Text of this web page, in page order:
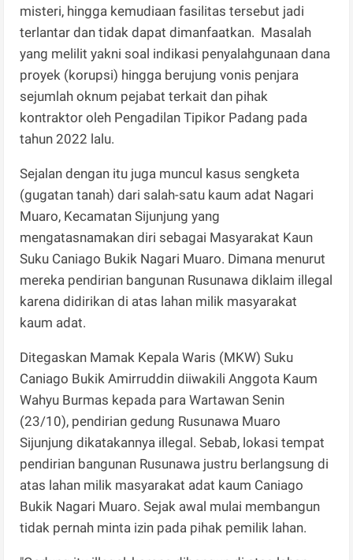
misteri, hingga kemudiaan fasilitas tersebut jadi
terlantar dan tidak dapat dimanfaatkan. Masalah
yang melilit yakni soal indikasi penyalahgunaan dana
proyek (korupsi) hingga berujung vonis penjara
sejumlah oknum pejabat terkait dan pihak
kontraktor oleh Pengadilan Tipikor Padang pada
tahun 2022 lalu.
Sejalan dengan itu juga muncul kasus sengketa
(gugatan tanah) dari salah-satu kaum adat Nagari
Muaro, Kecamatan Sijunjung yang
mengatasnamakan diri sebagai Masyarakat Kaun
Suku Caniago Bukik Nagari Muaro. Dimana menurut
mereka pendirian bangunan Rusunawa diklaim illegal
karena didirikan di atas lahan milik masyarakat
kaum adat.
Ditegaskan Mamak Kepala Waris (MKW) Suku
Caniago Bukik Amirruddin diiwakili Anggota Kaum
Wahyu Burmas kepada para Wartawan Senin
(23/10), pendirian gedung Rusunawa Muaro
Sijunjung dikatakannya illegal. Sebab, lokasi tempat
pendirian bangunan Rusunawa justru berlangsung di
atas lahan milik masyarakat adat kaum Caniago
Bukik Nagari Muaro. Sejak awal mulai membangun
tidak pernah minta izin pada pihak pemilik lahan.